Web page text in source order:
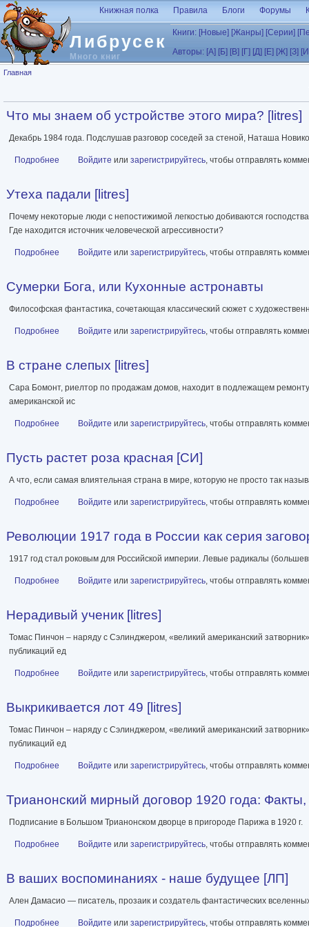
Перейти к основному содержанию
Либрусек
Много книг
Книжная полка Правила Блоги Форумы
Книги: [Новые] [Жанры] [Серии]
Авторы: [А] [Б] [В] [Г] [Д] [Е] [Ж] [З]
Вы здесь
Главная
Что мы знаем об устройстве этого мира? [litres]
Декабрь 1984 года. Подслушав разговор соседей за стеной, Наташа
Подробнее о Что мы знаем об устройстве этого мира? [litres]
Войдите или зарегистрируйтесь, чтобы отправлять
Утеха падали [litres]
Почему некоторые люди с непостижимой легкостью добиваются
Где находится источник человеческой агрессивности?
Подробнее о Утеха падали [litres]
Войдите или зарегистрируйтесь, чтобы отправлять
Сумерки Бога, или Кухонные астронавты
Философская фантастика, сочетающая классический сюжет с
Подробнее о Сумерки Бога, или Кухонные астронавты
Войдите или зарегистрируйтесь, чтобы отправлять
В стране слепых [litres]
Сара Бомонт, риелтор по продажам домов, находит в подлежащем
американской ис
Подробнее о В стране слепых [litres]
Войдите или зарегистрируйтесь, чтобы отправлять
Пусть растет роза красная [СИ]
А что, если самая влиятельная страна в мире, которую не просто так
Подробнее о Пусть растет роза красная [СИ]
Войдите или зарегистрируйтесь, чтобы отправлять
Революции 1917 года в России как серия
1917 год стал роковым для Российской империи. Левые радикалы
Подробнее о Революции 1917 года в России как серия заговоров [litres]
Войдите или зарегистрируйтесь, чтобы отправлять
Нерадивый ученик [litres]
Томас Пинчон – наряду с Сэлинджером, «великий американский
публикаций ед
Подробнее о Нерадивый ученик [litres]
Войдите или зарегистрируйтесь, чтобы отправлять
Выкрикивается лот 49 [litres]
Томас Пинчон – наряду с Сэлинджером, «великий американский
публикаций ед
Подробнее о Выкрикивается лот 49 [litres]
Войдите или зарегистрируйтесь, чтобы отправлять
Трианонский мирный договор 1920 года:
Подписание в Большом Трианонском дворце в пригороде Парижа в 1920 г.
Подробнее о Трианонский мирный договор 1920 года: Факты, легенды,
Войдите или зарегистрируйтесь, чтобы отправлять
В ваших воспоминаниях - наше будущее [ЛП]
Ален Дамасио — писатель, прозаик и создатель фантастических
Подробнее о В ваших воспоминаниях - наше будущее [ЛП]
Войдите или зарегистрируйтесь, чтобы отправлять